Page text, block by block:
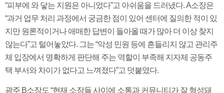
“피부에 와 닿는 지원은 아니었다”고 아쉬움을 드러냈다. A소장은
“과거 업무 처리 과정에서 궁금한 점이 있어 센터에 질의한 적이 있
지만 원론적이거나 애매한 답변이 돌아올 때가 많아 더 이상 찾지
않는다”고 털어놓았다. 그는 “악성 민원 등에 흔들리지 않고 관리주
체 입장에서 명확하게 판단해 주는 역할이 부족해 지자체 공동주
택 부서와 차이가 없다고 느껴졌다”고 덧붙였다.
광주 B소장도 “현재 소장들 사이에 소통과 커뮤니티가 잘 형성돼